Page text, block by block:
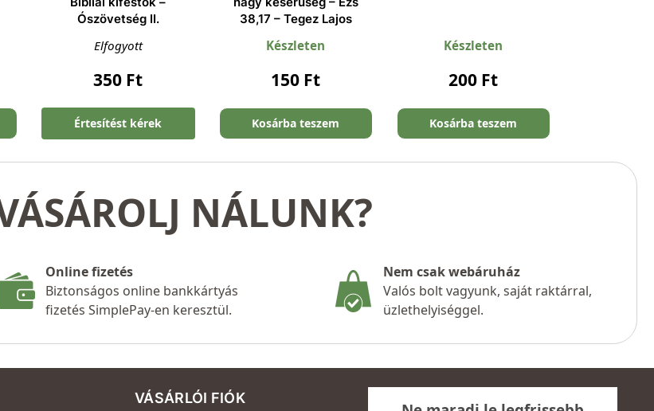
Ószövetség II.
Elfogyott
350 Ft
Értesítést kérek
38,17 – Tegez Lajos
Készleten
150 Ft
Kosárba teszem
Készleten
200 Ft
Kosárba teszem
NÁLUNK?
Online fizetés
Biztonságos online bankkártyás
fizetés SimplePay-en keresztül.
Nem csak webáruház
Valós bolt vagyunk, saját raktárral,
üzlethelyiséggel.
VÁSÁRLÓI FIÓK